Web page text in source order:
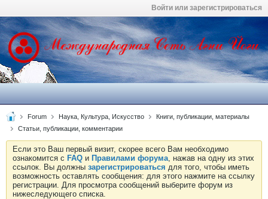
Войти или зарегистрироваться
Forum Наука, Культура, Искусство
Книги, публикации, материалы
Статьи, публикации, комментарии
Если это Ваш первый визит, скорее всего Вам необходимо
ознакомится с FAQ и Правилами форума, нажав на одну из этих
ссылок. Вы должны зарегистрироваться для того, чтобы иметь
возможность оставлять сообщения: для этого нажмите на ссылку
регистрации. Для просмотра сообщений выберите форум из
нижеследующего списка.